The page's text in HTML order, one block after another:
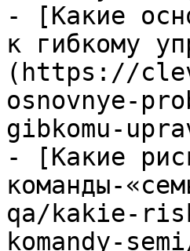
- [Какие
к гибкому
(https://
osnovnye-
gibkomu-
- [Какие
команды-
qa/kakie-
komandy-